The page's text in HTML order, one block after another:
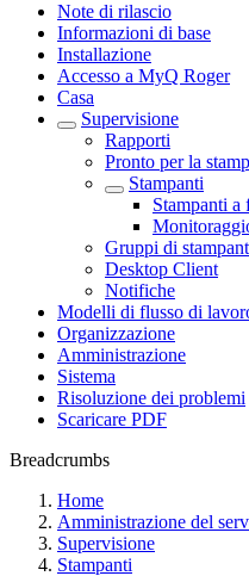
Note di rilascio
Informazioni di base
Installazione
Accesso a MyQ Roger
Casa
Supervisione
Rapporti
Pronto per la
Stampanti
Stampanti a
Gruppi di
Desktop Client
Notifiche
Modelli di flusso di
Organizzazione
Amministrazione
Sistema
Risoluzione dei problemi
Scaricare PDF
Breadcrumbs
Home
Amministrazione del
Supervisione
Stampanti